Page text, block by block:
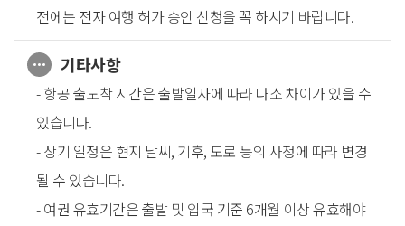
전에는 전자 여행 허가 승인 신청을 꼭 하시기 바랍니다.
기타사항
- 항공 출도착 시간은 출발일자에 따라 다소 차이가 있을 수
있습니다.
- 상기 일정은 현지 날씨, 기후, 도로 등의 사정에 따라 변경
될 수 있습니다.
- 여권 유효기간은 출발 및 입국 기준 6개월 이상 유효해야